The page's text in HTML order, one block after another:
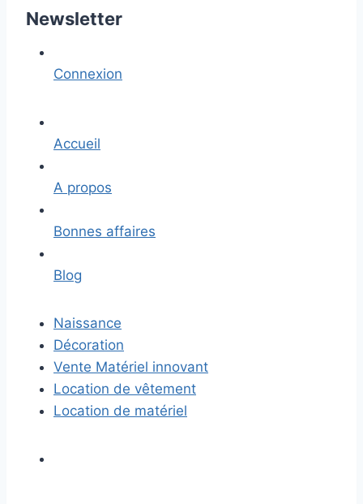
Newsletter
Connexion
Accueil
A propos
Bonnes affaires
Blog
Naissance
Décoration
Vente Matériel innovant
Location de vêtement
Location de matériel